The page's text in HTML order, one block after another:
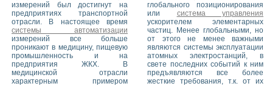
измерений был достигнут на
предприятиях транспортной
отрасли. В настоящее время
системы автоматизации
измерений все больше
проникают в медицину, пищевую
промышленность и на
предприятия ЖКХ. В
медицинской отрасли
характерным примером
глобального позиционирования
или система управления
ускорителем элементарных
частиц. Менее глобальными, но
от этого не менее важными
являются системы эксплуатации
атомных электростанций, в
свете последних событий к ним
предъявляются все более
жесткие требования, т.к. от их